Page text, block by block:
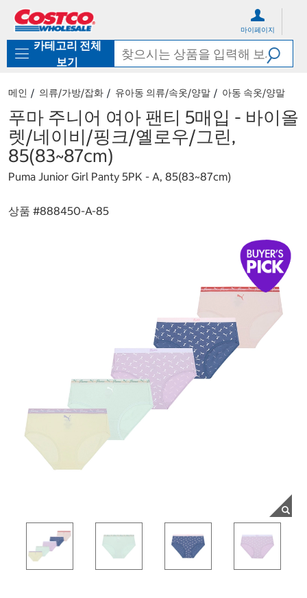
로
기
가
마이페이지
카테고리 전체
보기
메인 의류/가방/잡화 유아동 의류/속옷/양말 아동 속옷/양말
푸마 주니어 여아 팬티 5매입 - 바이올
렛/네이비/핑크/옐로우/그린,
85(83~87cm)
Puma Junior Girl Panty 5PK - A, 85(83~87cm)
상품 #888450-A-85